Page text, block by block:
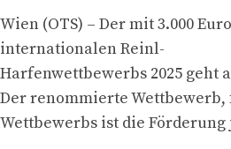
Wien (OTS) – Der mit 3.000
internationalen Reinl-
Harfenwettbewerbs 2025 geht
Der renommierte Wettbewerb,
Wettbewerbs ist die